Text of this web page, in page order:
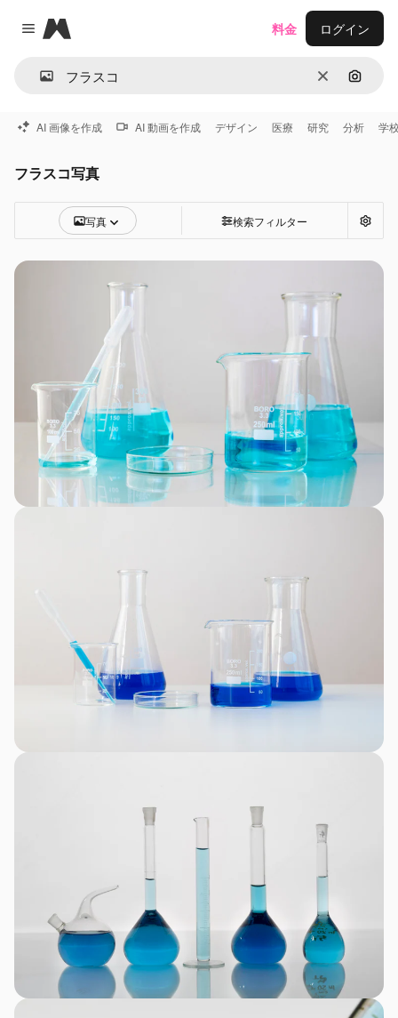
Close menu
Magnific
消去 画像で
料金 ログイン
AI 画像を作成 AI 動画を作成 デザイン 医療 研究 分析 学
フラスコ写真
写真 検索フィルター